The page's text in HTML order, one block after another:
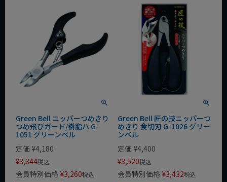
Green Bell ニッパーつめきり
つめ飛びガード/樹脂ハ G-
1051 グリーンベル
定価 ¥4,180
¥3,344税込
会員特別価格 ¥3,260税込
Green Bell 匠の技ニッパーつ
めきり 食切刃 G-1026 グリー
ンベル
定価 ¥4,400
¥3,520税込
会員特別価格 ¥3,432税込